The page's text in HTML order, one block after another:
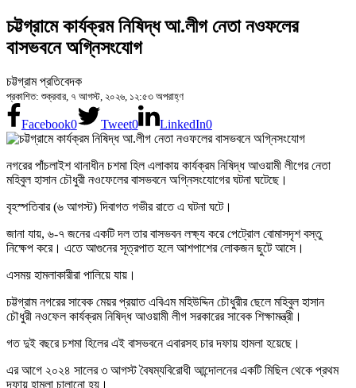
চট্টগ্রামে কার্যক্রম নিষিদ্ধ আ.লীগ নেতা নওফলের
বাসভবনে অগ্নিসংযোগ
চট্টগ্রাম প্রতিবেদক
প্রকাশিত: শুক্রবার, ৭ আগস্ট, ২০২৬, ১২:৫৩ অপরাহ্ণ
Facebook0 Tweet0 LinkedIn0
নগরের পাঁচলাইশ থানাধীন চশমা হিল এলাকায় কার্যক্রম নিষিদ্ধ আওয়ামী লীগের নেতা
মহিবুল হাসান চৌধুরী নওফেলের বাসভবনে অগ্নিসংযোগের ঘটনা ঘটেছে।
বৃহস্পতিবার (৬ আগস্ট) দিবাগত গভীর রাতে এ ঘটনা ঘটে।
জানা যায়, ৬-৭ জনের একটি দল তার বাসভবন লক্ষ্য করে পেট্রোল বোমাসদৃশ বস্তু
নিক্ষেপ করে। এতে আগুনের সূত্রপাত হলে আশপাশের লোকজন ছুটে আসে।
এসময় হামলাকারীরা পালিয়ে যায়।
চট্টগ্রাম নগরের সাবেক মেয়র প্রয়াত এবিএম মহিউদ্দিন চৌধুরীর ছেলে মহিবুল হাসান
চৌধুরী নওফেল কার্যক্রম নিষিদ্ধ আওয়ামী লীগ সরকারের সাবেক শিক্ষামন্ত্রী।
গত দুই বছরে চশমা হিলের এই বাসভবনে এবারসহ চার দফায় হামলা হয়েছে।
এর আগে ২০২৪ সালের ৩ আগস্ট বৈষম্যবিরোধী আন্দোলনের একটি মিছিল থেকে প্রথম
দফায় হামলা চালানো হয়।